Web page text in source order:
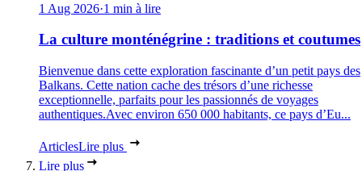
1 Aug 2026·1 min à lire
La culture monténégrine : traditions et coutumes
Bienvenue dans cette exploration fascinante d’un petit pays des
Balkans. Cette nation cache des trésors d’une richesse
exceptionnelle, parfaits pour les passionnés de voyages
authentiques.Avec environ 650 000 habitants, ce pays d’Eu...
ArticlesLire plus
Lire plus